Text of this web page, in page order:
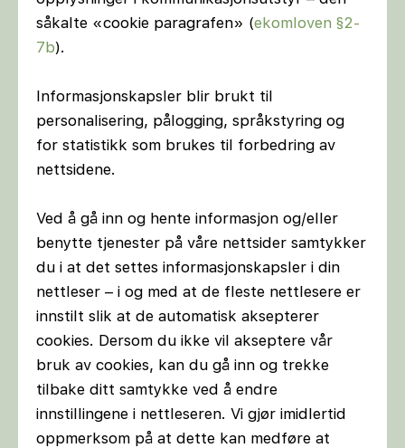
såkalte «cookie paragrafen» (ekomloven §2-
7b).
Informasjonskapsler blir brukt til
personalisering, pålogging, språkstyring og
for statistikk som brukes til forbedring av
nettsidene.
Ved å gå inn og hente informasjon og/eller
benytte tjenester på våre nettsider samtykker
du i at det settes informasjonskapsler i din
nettleser – i og med at de fleste nettlesere er
innstilt slik at de automatisk aksepterer
cookies. Dersom du ikke vil akseptere vår
bruk av cookies, kan du gå inn og trekke
tilbake ditt samtykke ved å endre
innstillingene i nettleseren. Vi gjør imidlertid
oppmerksom på at dette kan medføre at